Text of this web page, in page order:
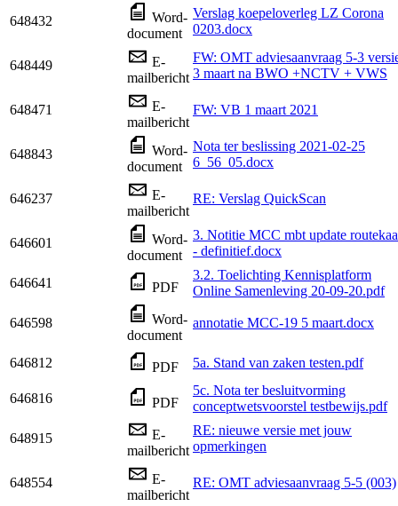
648432
Word-
document
Verslag koepeloverleg LZ Corona
0203.docx
648449
E-
mailbericht
FW: OMT adviesaanvraag 5-3
3 maart na BWO +NCTV + VWS
648471
E-
mailbericht
FW: VB 1 maart 2021
648843
Word-
document
Nota ter beslissing 2021-02-25
6_56_05.docx
646237
E-
mailbericht
RE: Verslag QuickScan
646601
Word-
document
3. Notitie MCC mbt update
- definitief.docx
646641 PDF
3.2. Toelichting Kennisplatform
Online Samenleving 20-09-20.pdf
646598
Word-
document
annotatie MCC-19 5 maart.docx
646812 PDF 5a. Stand van zaken testen.pdf
646816 PDF
5c. Nota ter besluitvorming
conceptwetsvoorstel testbewijs.pdf
648915
E-
mailbericht
RE: nieuwe versie met jouw
opmerkingen
648554
E-
mailbericht
RE: OMT adviesaanvraag 5-5 (003)